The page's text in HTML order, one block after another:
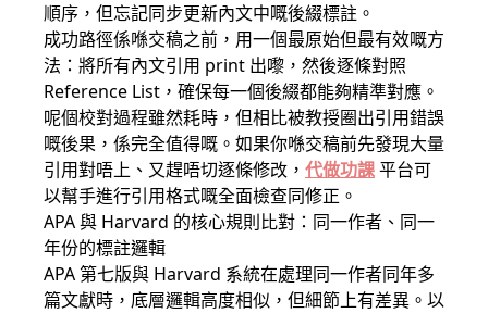
順序，但忘記同步更新內文中嘅後綴標註。
成功路徑係喺交稿之前，用一個最原始但最有效嘅方
法：將所有內文引用 print 出嚟，然後逐條對照
Reference List，確保每一個後綴都能夠精準對應。
呢個校對過程雖然耗時，但相比被教授圈出引用錯誤
嘅後果，係完全值得嘅。如果你喺交稿前先發現大量
引用對唔上、又趕唔切逐條修改， 代做功課平台可
以幫手進行引用格式嘅全面檢查同修正。
APA 與 Harvard 的核心規則比對：同一作者、同一
年份的標註邏輯
APA 第七版與 Harvard 系統在處理同一作者同年多
篇文獻時，底層邏輯高度相似，但細節上有差異。以